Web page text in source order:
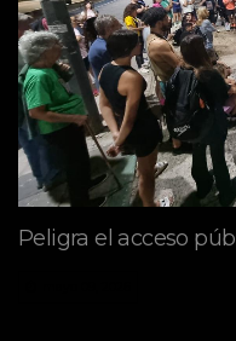
Peligra el acceso